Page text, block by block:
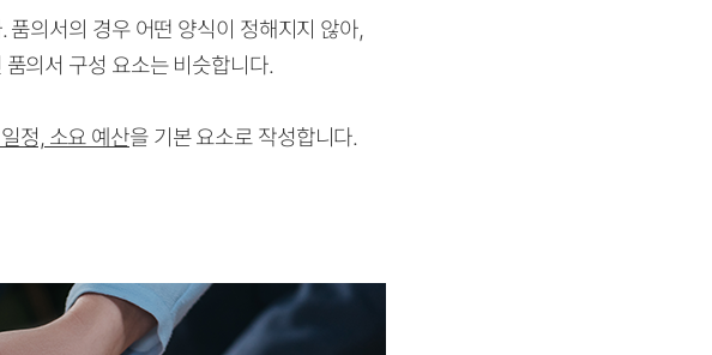
의서의 경우 어떤 양식이 정해지지 않아,
의서 구성 요소는 비슷합니다.
정, 소요 예산을 기본 요소로 작성합니다.